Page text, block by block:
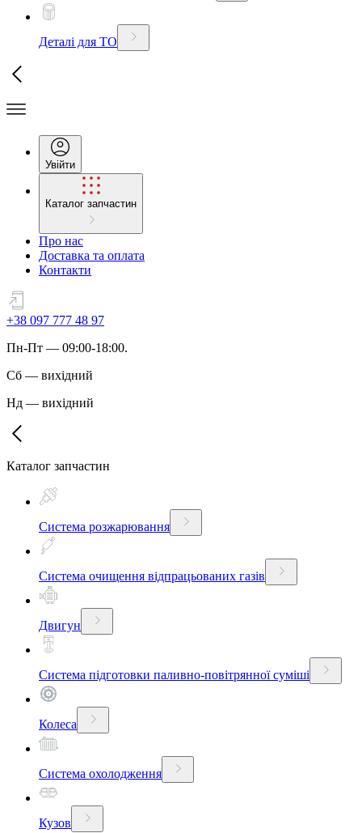
Деталі для ТО
Увійти
Каталог запчастин
Про нас
Доставка та оплата
Контакти
+38 097 777 48 97
Пн-Пт — 09:00-18:00.
Сб — вихідний
Нд — вихідний
Каталог запчастин
Система розжарювання
Система очищення відпрацьованих газів
Двигун
Система підготовки паливно-повітрянної суміші
Колеса
Система охолодження
Кузов